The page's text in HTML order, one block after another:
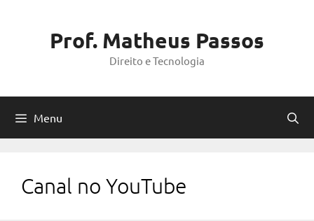
Prof. Matheus Passos
Direito e Tecnologia
Menu
Canal no YouTube